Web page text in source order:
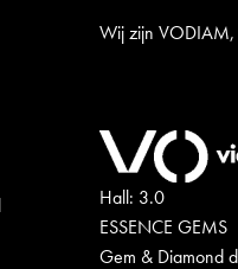
Wij zijn VODIAM,
Hall: 3.0
ESSENCE GEMS
Gem & Diamond